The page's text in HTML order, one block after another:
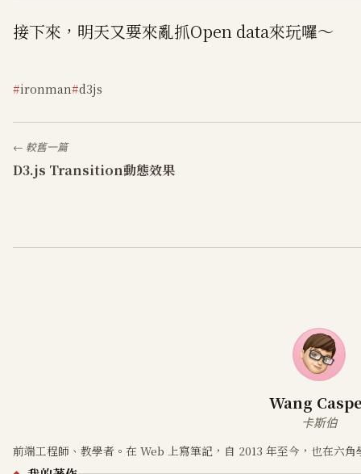
接下來，明天又要來亂抓Open data來玩囉～
ironman d3js
← 較舊一篇
D3.js Transition動態效果
Wang
卡斯伯
前端工程師、教學者。在 Web 上寫筆記，自 2013 年至今，也在六角